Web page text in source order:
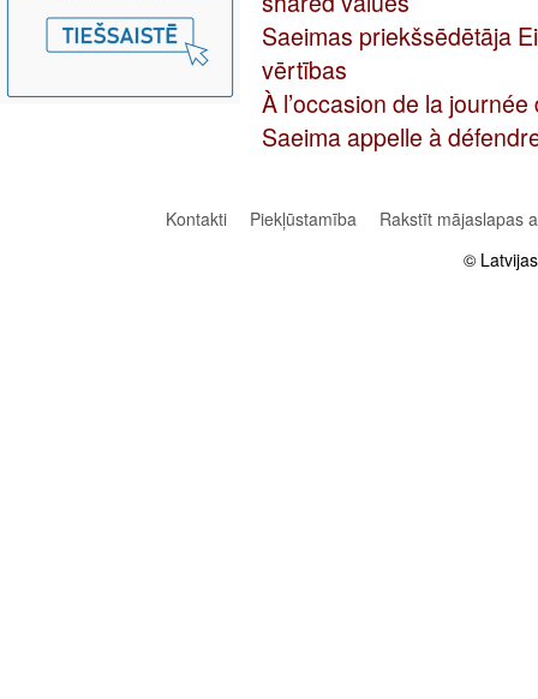
Saeimas priekšsēdētāja
vērtības
À l’occasion de la
Saeima appelle à
Kontakti Piekļūstamība
Rakstīt mājaslapas
©